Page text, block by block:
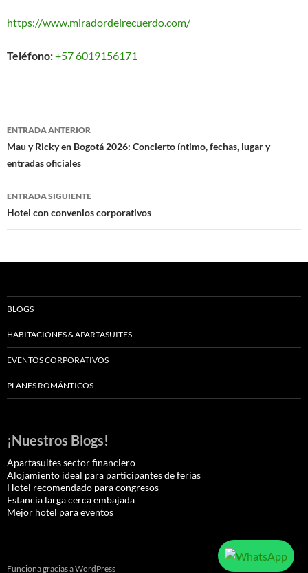
https://www.miradordelrecuerdo.com/
Teléfono:+57 6019156171
Navegación
de
entradas
ENTRADA ANTERIOR
Mau y Ricky en Bogotá 2026: Concierto íntimo, fechas, lugar y
entradas oficiales
ENTRADA SIGUIENTE
Hotel con convenios corporativos
BLOGS
HABITACIONES & APARTASUITES
EVENTOS CORPORATIVOS
PLANES ROMÁNTICOS
¡Nuestros Blogs!
Apartasuites sector financiero
Alojamiento ideal para participantes de ferias
Hotel recomendado para congresos
Estancia larga cerca embajada
Mejor hotel para eventos
Funciona gracias a WordPress